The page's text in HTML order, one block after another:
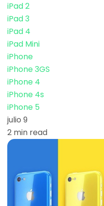
iPad 2
iPad 3
iPad 4
iPad Mini
iPhone
iPhone 3GS
iPhone 4
iPhone 4s
iPhone 5
julio 9
2 min read